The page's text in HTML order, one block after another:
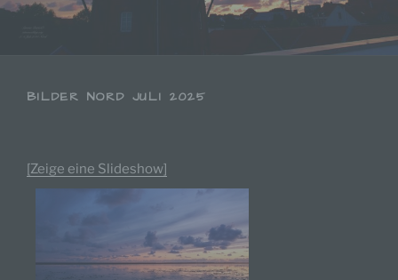
BILDER NORD JULI 2025
[Zeige eine Slideshow]